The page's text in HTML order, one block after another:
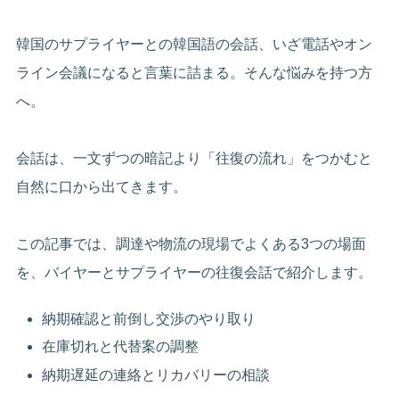
韓国のサプライヤーとの韓国語の会話、いざ電話やオン
ライン会議になると言葉に詰まる。そんな悩みを持つ方
へ。
会話は、一文ずつの暗記より「往復の流れ」をつかむと
自然に口から出てきます。
この記事では、調達や物流の現場でよくある3つの場面
を、バイヤーとサプライヤーの往復会話で紹介します。
納期確認と前倒し交渉のやり取り
在庫切れと代替案の調整
納期遅延の連絡とリカバリーの相談